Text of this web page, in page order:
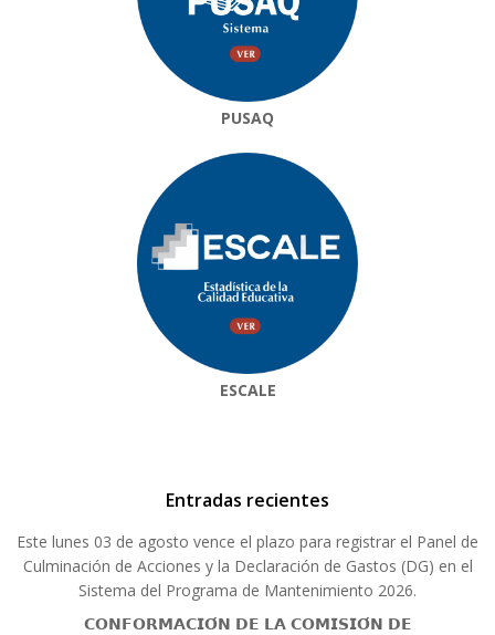
PUSAQ
ESCALE
Entradas recientes
Este lunes 03 de agosto vence el plazo para registrar el Panel de
Culminación de Acciones y la Declaración de Gastos (DG) en el
Sistema del Programa de Mantenimiento 2026.
𝗖𝗢𝗡𝗙𝗢𝗥𝗠𝗔𝗖𝗜𝗢́𝗡 𝗗𝗘 𝗟𝗔 𝗖𝗢𝗠𝗜𝗦𝗜𝗢́𝗡 𝗗𝗘